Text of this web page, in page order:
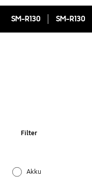
SM-R130 SM-R130
Filter
Akku